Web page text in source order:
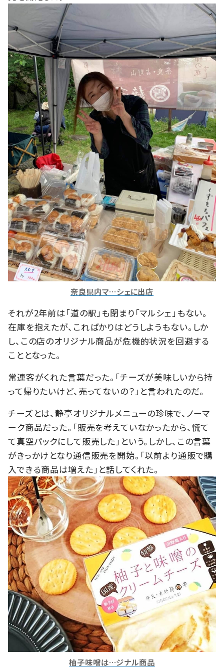
奈良県内マ…シェに出店
それが2年前は「道の駅」も閉まり「マルシェ」もない。
在庫を抱えたが、こればかりはどうしようもない。しか
し、この店のオリジナル商品が危機的状況を回避する
こととなった。
常連客がくれた言葉だった。「チーズが美味しいから持
って帰りたいけど、売ってないの？」と言われたのだ。
チーズとは、静亭オリジナルメニューの珍味で、ノーマ
ーク商品だった。「販売を考えていなかったから、慌て
て真空パックにして販売した」という。しかし、この言葉
がきっかけとなり通信販売を開始。「以前より通販で購
入できる商品は増えた」と話してくれた。
柚子味噌は…ジナル商品